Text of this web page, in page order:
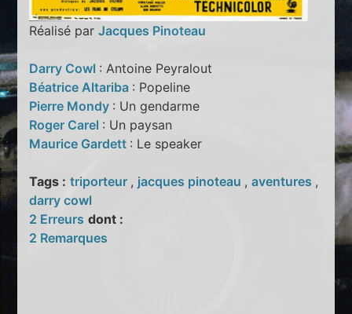
Réalisé parJacques Pinoteau
Darry Cowl : Antoine Peyralout
Béatrice Altariba : Popeline
Pierre Mondy : Un gendarme
Roger Carel : Un paysan
Maurice Gardett : Le speaker
Tags : triporteur , jacques pinoteau ,aventures ,
darry cowl
2 Erreurs dont :
2 Remarques